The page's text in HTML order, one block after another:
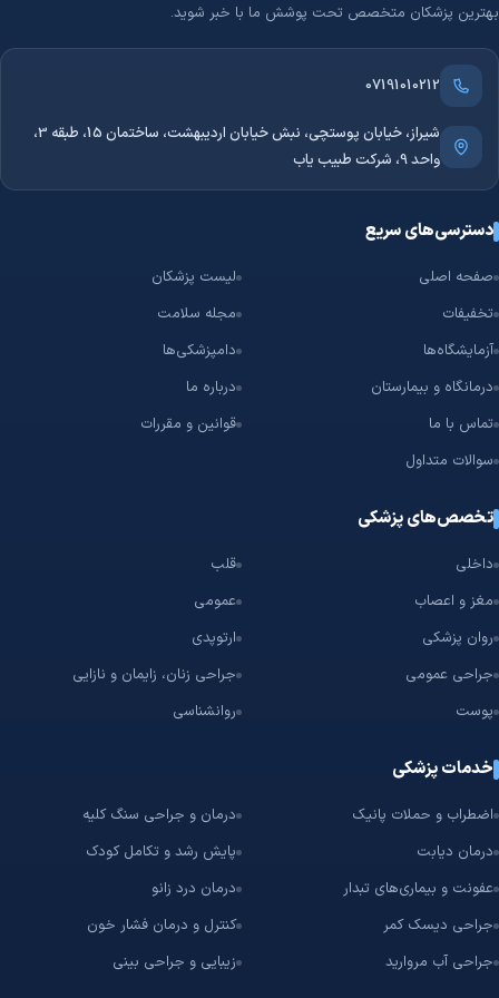
دریافت جواب آزمایش به‌صورت آنلاین و در کوتاه‌ترین زمان، یکی از
نشانه‌های یک آزمایشگاه حرفه‌ای است. این ویژگی به شما کمک می‌کند
بدون مراجعهٔ مجدد، نتیجهٔ مشکلات هورمونی را مشاهده و برای ادامهٔ
درمان اقدام کنید.
چگونه همین حالا برای مشکلات هورمونی نوبت بگیریم؟
اگر به خدمات مشکلات هورمونی نیاز دارید، زمان را از دست ندهید. در
کنید، آن‌ها را از نظر آدرس، بیمه و خدمات مقایسه کنید و تنها با چند
کلیک، نوبت حضوری یا نمونه‌گیری در منزلِ بهترین آزمایشگاه مشکلات
هورمونی را به‌صورت کاملاً آنلاین رزرو کنید.
بهترین پزشکان متخصص تحت پوشش ما با خبر شوید.
07191010212
شیراز، خیابان پوستچی، نبش خیابان اردیبهشت، ساختمان 15، طبقه 3،
واحد 9، شرکت طبیب یاب
دسترسی‌های سریع
صفحه اصلی
لیست پزشکان
تخفیفات
مجله سلامت
آزمایشگاه‌ها
دامپزشکی‌ها
درمانگاه و بیمارستان
درباره ما
تماس با ما
قوانین و مقررات
سوالات متداول
تخصص‌های پزشکی
داخلی
قلب
مغز و اعصاب
عمومی
روان پزشکی
ارتوپدی
جراحی عمومی
جراحی زنان، زایمان و نازایی
پوست
روانشناسی
خدمات پزشکی
اضطراب و حملات پانیک
درمان و جراحی سنگ کلیه
درمان دیابت
پایش رشد و تکامل کودک
عفونت و بیماری‌های تبدار
درمان درد زانو
جراحی دیسک کمر
کنترل و درمان فشار خون
جراحی آب مروارید
زیبایی و جراحی بینی